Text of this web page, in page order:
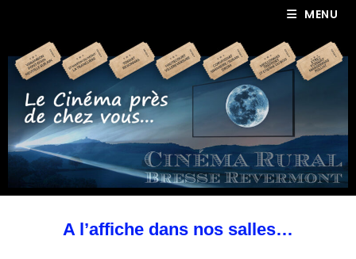
MENU
A l’affiche dans nos salles…